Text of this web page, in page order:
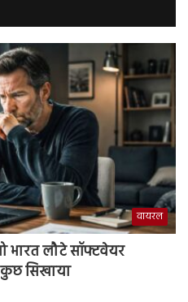
वायरल
भारत लौटे सॉफ्टवेयर
सिखाया